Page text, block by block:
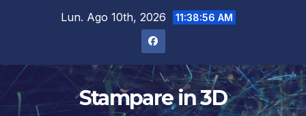
Lun. Ago 10th, 2026 11:38:56 AM
Stampare in 3D